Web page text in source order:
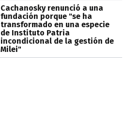
Cachanosky renunció a una
fundación porque "se ha
transformado en una especie
de Instituto Patria
incondicional de la gestión de
Milei"